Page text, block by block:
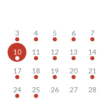
3 4 5 6 7
10 11 12 13 14
17 18 19 20 21
24 25 26 27 28